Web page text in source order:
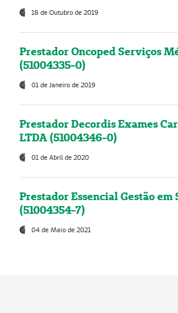
18 de Outubro de 2019
Prestador Oncoped Serviços
(51004335-0)
01 de Janeiro de 2019
Prestador Decordis Exames
LTDA (51004346-0)
01 de Abril de 2020
Prestador Essencial Gestão em
(51004354-7)
04 de Maio de 2021